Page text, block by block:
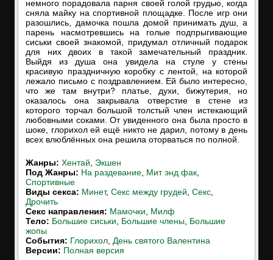
немного порадовала парня своей голой грудью, когда
сняла майку на спортивной площадке. После игр они
разошлись, дамочка пошла домой принимать душ, а
парень насмотревшись на голые подпрыгивающие
сиськи своей знакомой, придумал отличный подарок
для них двоих в такой замечательный праздник.
Выйдя из душа она увидела на стуле у стены
красивую праздничную коробку с лентой, на которой
лежало письмо с поздравлением. Ей было интересно,
что же там внутри? платье, духи, бижутерия, но
оказалось она закрывала отверстие в стене из
которого торчал большой толстый член истекающий
любовными соками. От увиденного она была просто в
шоке, глорихол ей ещё никто не дарил, потому в день
всех влюблённых она решила оторваться по полной.
Жанры: Хентай
Экшен
Под Жанры: На раздевание Мит энд фак
Спортивные
Виды секса: Минет, Секс между грудей Секс
Дрочить
Cекс направления: Мамочки
Милф
Тело: Большие сиськи Большие члены Большие
жопы
События: Глорихол День святого Валентина
Версии: Полная версия